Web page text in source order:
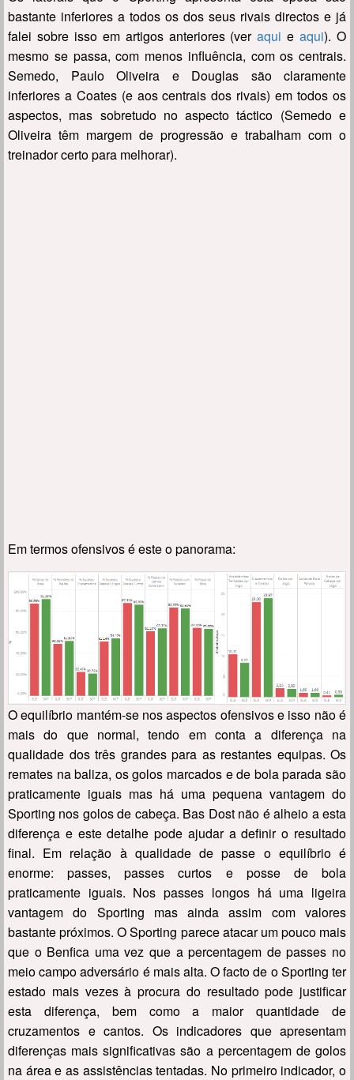
bastante inferiores a todos os dos seus rivais directos e já
falei sobre isso em artigos anteriores (veraqui eaqui). O
mesmo se passa, com menos influência, com os centrais.
Semedo, Paulo Oliveira e Douglas são claramente
inferiores a Coates (e aos centrais dos rivais) em todos os
aspectos, mas sobretudo no aspecto táctico (Semedo e
Oliveira têm margem de progressão e trabalham com o
treinador certo para melhorar).
Em termos ofensivos é este o panorama:
O equilíbrio mantém-se nos aspectos ofensivos e isso não é
mais do que normal, tendo em conta a diferença na
qualidade dos três grandes para as restantes equipas. Os
remates na baliza, os golos marcados e de bola parada são
praticamente iguais mas há uma pequena vantagem do
Sporting nos golos de cabeça. Bas Dost não é alheio a esta
diferença e este detalhe pode ajudar a definir o resultado
final. Em relação à qualidade de passe o equilíbrio é
enorme: passes, passes curtos e posse de bola
praticamente iguais. Nos passes longos há uma ligeira
vantagem do Sporting mas ainda assim com valores
bastante próximos. O Sporting parece atacar um pouco mais
que o Benfica uma vez que a percentagem de passes no
meio campo adversário é mais alta. O facto de o Sporting ter
estado mais vezes à procura do resultado pode justificar
esta diferença, bem como a maior quantidade de
cruzamentos e cantos. Os indicadores que apresentam
diferenças mais significativas são a percentagem de golos
na área e as assistências tentadas. No primeiro indicador, o